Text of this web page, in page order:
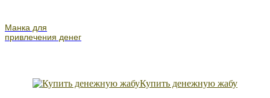
Манка для
привлечения денег
Купить денежную жабу